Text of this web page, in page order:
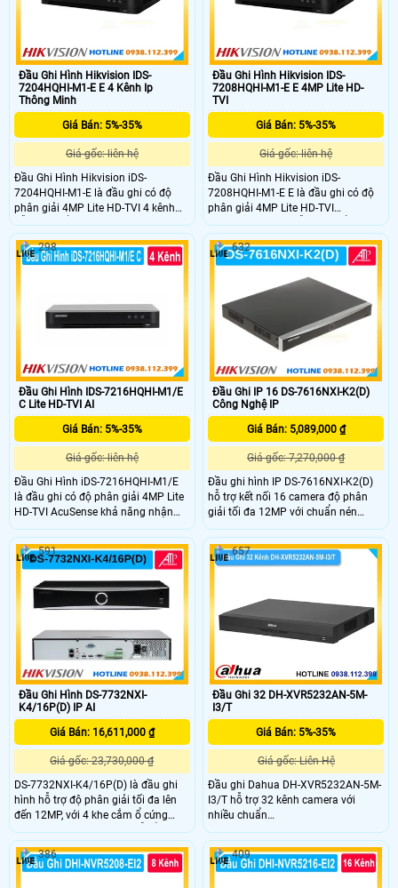
báo theo sự kiện
Đầu Ghi Hình Hikvision IDS-
7204HQHI-M1-E E 4 Kênh Ip
Thông Minh
Giá Bán: 5%-35%
Giá gốc: liên hệ
Đầu Ghi Hình Hikvision iDS-
7204HQHI-M1-E là đầu ghi có độ
phân giải 4MP Lite HD-TVI 4 kênh
hỗ trợ chuẩn nén H.265 Pro+ giúp
tiết kiệm dung lượng lưu trữ. Tích
hợp công nghệ AcuSense phân biệt
người và xe, giảm báo động giả.Hỗ
Đầu Ghi Hình Hikvision IDS-
7208HQHI-M1-E E 4MP Lite HD-
TVI
Giá Bán: 5%-35%
Giá gốc: liên hệ
Đầu Ghi Hình Hikvision iDS-
7208HQHI-M1-E E là đầu ghi có độ
phân giải 4MP Lite HD-TVI
AcuSense 8 kênh hỗ trợ chuẩn nén
H.265 Pro+ giúp tiết kiệm dung
lượng. Tích hợp nhận diện người và
xe, giảm báo động giả. Hỗ trợ kết
nối thêm 4 camera IP và 1 khe cắm
ổ cứng lên đến 10TB.
Đầu Ghi Hình IDS-7216HQHI-M1/E
C Lite HD-TVI AI
Giá Bán: 5%-35%
Giá gốc: liên hệ
Đầu Ghi Hình iDS-7216HQHI-M1/E
là đầu ghi có độ phân giải 4MP Lite
HD-TVI AcuSense khả năng nhận
diện người và phương tiện giảm báo
động giả. Hỗ trợ đa chuẩn camera,
xuất hình 4K sắc nét.Hỗ trợ 1 khe
cắm ổ cứng lên đến 10TB
298
Đầu Ghi IP 16 DS-7616NXI-K2(D)
Công Nghệ IP
Giá Bán: 5,089,000 ₫
Giá gốc: 7,270,000 ₫
Đầu ghi hình IP DS-7616NXI-K2(D)
hỗ trợ kết nối 16 camera độ phân
giải tối đa 12MP với chuẩn nén
H.265+/H.265/H.264+/H.264, cho
phép ghi hình sắc nét nhưng vẫn tiết
kiệm dung lượng lưu trữ. Hỗ trợ 2 ổ
hiện chuyển động thông minh, đảm
bảo an ninh toàn diện.
632
Đầu Ghi Hình DS-7732NXI-
K4/16P(D) IP AI
Giá Bán: 16,611,000 ₫
Giá gốc: 23,730,000 ₫
DS-7732NXI-K4/16P(D) là đầu ghi
hình hỗ trợ độ phân giải tối đa lên
đến 12MP, với 4 khe cắm ổ cứng
dung lượng tối đa 10Tb mỗi ổ, có 32
kênh phát hiện người và phương
tiện 32 kênh, tích hợp thêm 16 cổng
PoE (200W), với chuẩn nén
591
Đầu Ghi 32 DH-XVR5232AN-5M-
I3/T
Giá Bán: 5%-35%
Giá gốc: Liên Hệ
Đầu ghi Dahua DH-XVR5232AN-5M-
I3/T hỗ trợ 32 kênh camera với
nhiều chuẩn
HDCVI/TVI/AHD/Analog/IP, tích hợp
đàm thoại 2 chiều với camera
Analog. Sử dụng chuẩn nén
H.265+/AI-Coding tiết kiệm dung
657
386 409